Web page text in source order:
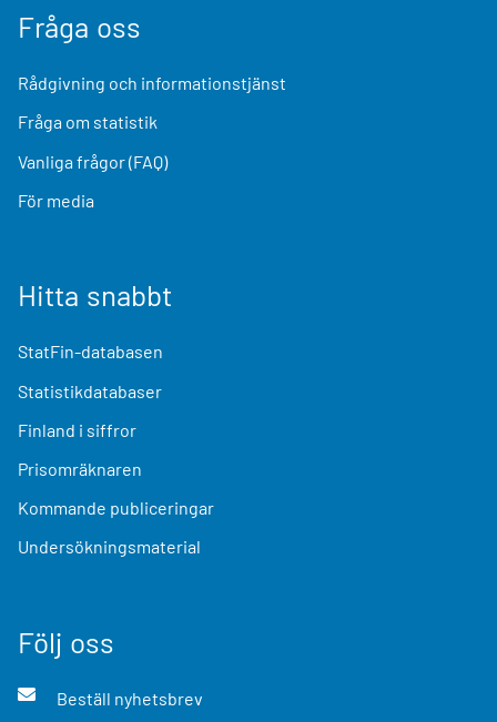
Fråga oss
Rådgivning och informationstjänst
Fråga om statistik
Vanliga frågor (FAQ)
För media
Hitta snabbt
StatFin-databasen
Statistikdatabaser
Finland i siffror
Prisomräknaren
Kommande publiceringar
Undersökningsmaterial
Följ oss
Beställ nyhetsbrev